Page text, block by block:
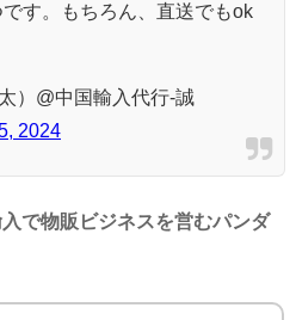
す。もちろん、直送でもok
）@中国輸入代行-誠
2024
で物販ビジネスを営むパンダ